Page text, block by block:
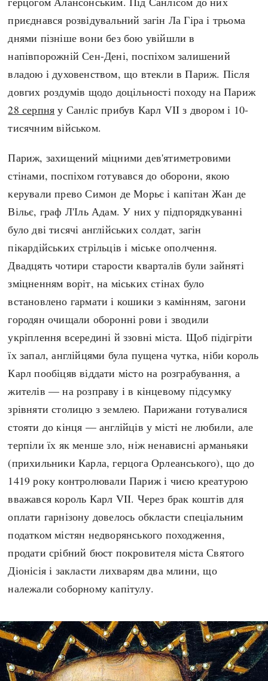
приєднався розвідувальний загін Ла Гіра і трьома
днями пізніше вони без бою увійшли в
напівпорожній Сен-Дені, поспіхом залишений
владою і духовенством, що втекли в Париж. Після
довгих роздумів щодо доцільності походу на Париж
28 серпня у Санліс прибув Карл VII з двором і 10-
тисячним військом.
Париж, захищений міцними дев'ятиметровими
стінами, поспіхом готувався до оборони, якою
керували прево Симон де Морьє і капітан Жан де
Вільє, граф Л'Іль Адам. У них у підпорядкуванні
було дві тисячі англійських солдат, загін
пікардійських стрільців і міське ополчення.
Двадцять чотири старости кварталів були зайняті
зміцненням воріт, на міських стінах було
встановлено гармати і кошики з камінням, загони
городян очищали оборонні рови і зводили
укріплення всередині й ззовні міста. Щоб підігріти
їх запал, англійцями була пущена чутка, ніби король
Карл пообіцяв віддати місто на розграбування, а
жителів — на розправу і в кінцевому підсумку
зрівняти столицю з землею. Парижани готувалися
стояти до кінця — англійців у місті не любили, але
терпіли їх як менше зло, ніж ненависні арманьяки
(прихильники Карла, герцога Орлеанського), що до
1419 року контролювали Париж і чиєю креатурою
вважався король Карл VII. Через брак коштів для
оплати гарнізону довелось обкласти спеціальним
податком містян недворянського походження,
продати срібний бюст покровителя міста Святого
Діонісія і закласти лихварям два млини, що
належали соборному капітулу.